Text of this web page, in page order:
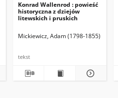
Konrad Wallenrod : powieść
historyczna z dziejów
litewskich i pruskich
Mickiewicz, Adam (1798-1855)
tekst